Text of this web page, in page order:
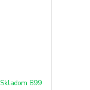
Skladom 899